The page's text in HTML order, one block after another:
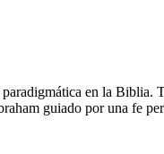
en la Biblia.
guiado por una fe